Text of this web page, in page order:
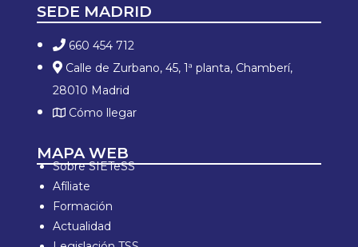
SEDE MADRID
660 454 712
Calle de Zurbano, 45, 1ª planta, Chamberí,
28010 Madrid
Cómo llegar
MAPA WEB
Sobre SIETeSS
Afíliate
Formación
Actualidad